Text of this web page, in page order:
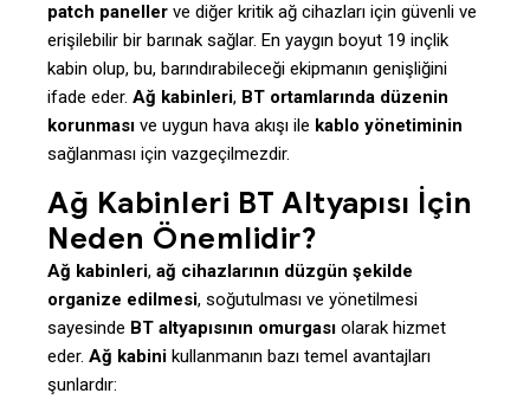
patch paneller ve diğer kritik ağ cihazları için güvenli ve
erişilebilir bir barınak sağlar. En yaygın boyut 19 inçlik
kabin olup, bu, barındırabileceği ekipmanın genişliğini
ifade eder. Ağ kabinleri, BT ortamlarında düzenin
korunması ve uygun hava akışı ile kablo yönetiminin
sağlanması için vazgeçilmezdir.
Ağ Kabinleri BT Altyapısı İçin
Neden Önemlidir?
Ağ kabinleri, ağ cihazlarının düzgün şekilde
organize edilmesi, soğutulması ve yönetilmesi
sayesinde BT altyapısının omurgası olarak hizmet
eder. Ağ kabini kullanmanın bazı temel avantajları
şunlardır: